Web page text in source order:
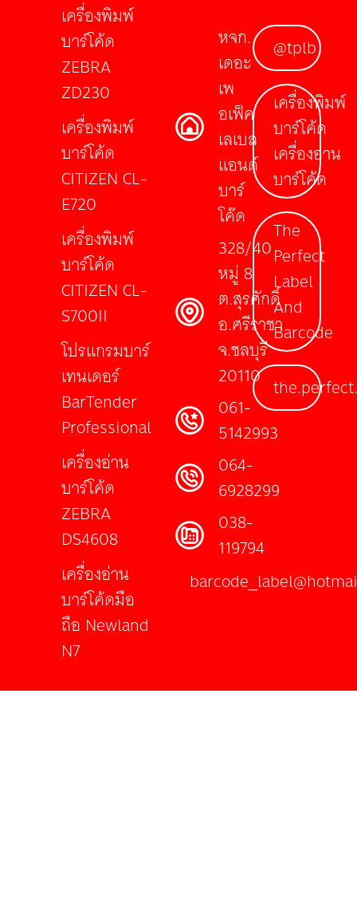
เครื่องพิมพ์
บาร์โค้ด
ZEBRA
ZD230
เครื่องพิมพ์
บาร์โค้ด
CITIZEN CL-
E720
เครื่องพิมพ์
บาร์โค้ด
CITIZEN CL-
S700II
โปรแกรมบาร์
เทนเดอร์
BarTender
Professional
เครื่องอ่าน
บาร์โค้ด
ZEBRA
DS4608
เครื่องอ่าน
บาร์โค้ดมือ
ถือ Newland
N7
หจก.
เดอะ
เพ
อเฟ็ค
เลเบล
แอนด์
บาร์
โค๊ด
328/40
หมู่ 8
ต.สุรศักดิ์
อ.ศรีราชา
จ.ชลบุรี
20110
061-
5142993
064-
6928299
038-
119794
@tplb
เครื่องพิมพ์
บาร์โค้ด
เครื่องอ่าน
บาร์โค้ด
The
Perfect
Label
And
Barcode